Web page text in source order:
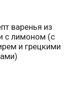
варенья из
с лимоном (с
и грецкими